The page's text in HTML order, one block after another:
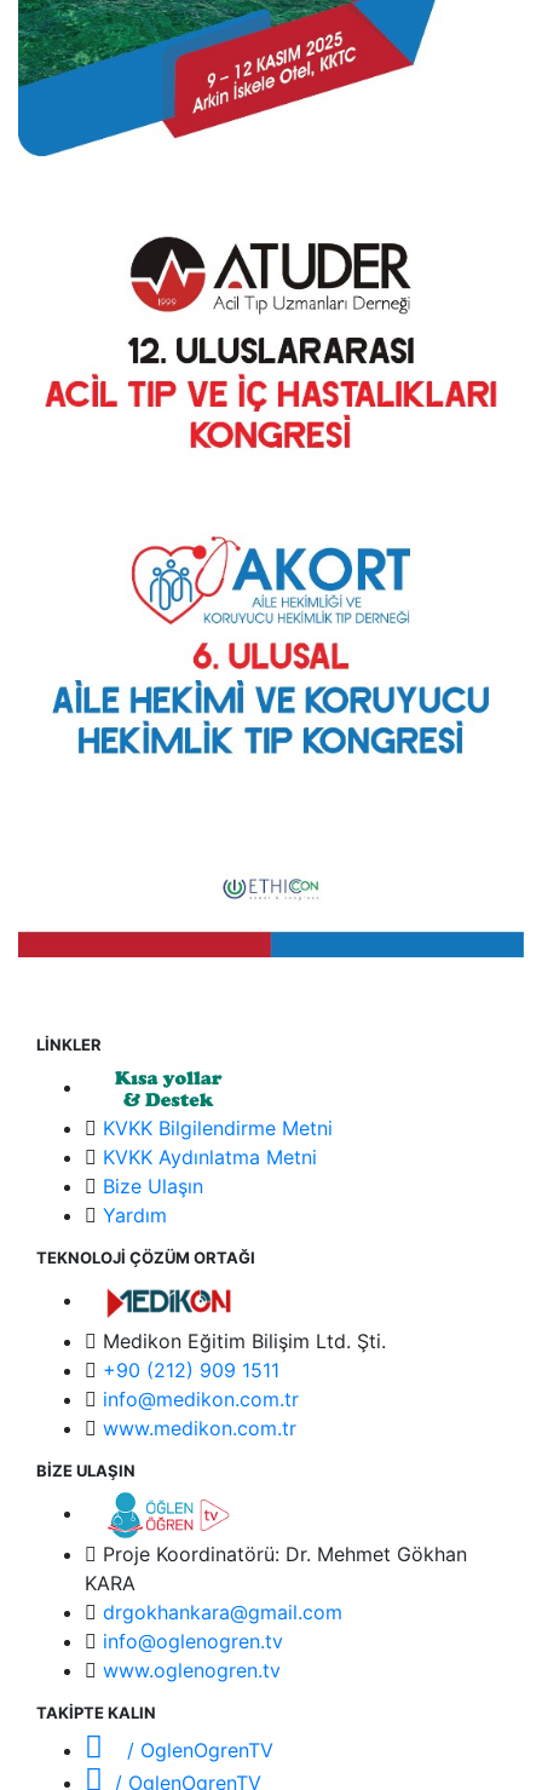
LİNKLER
KVKK Bilgilendirme Metni
KVKK Aydınlatma Metni
Bize Ulaşın
Yardım
TEKNOLOJİ ÇÖZÜM ORTAĞI
Medikon Eğitim Bilişim Ltd. Şti.
+90 (212) 909 1511
info@medikon.com.tr
www.medikon.com.tr
BİZE ULAŞIN
Proje Koordinatörü: Dr. Mehmet Gökhan
KARA
drgokhankara@gmail.com
info@oglenogren.tv
www.oglenogren.tv
TAKİPTE KALIN
/ OglenOgrenTV
/ OglenOgrenTV